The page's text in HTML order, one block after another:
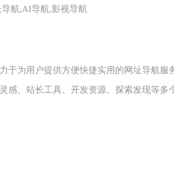
航,AI导航,影视导航
于为用户提供方便快捷实用的网址导航
感、站长工具、开发资源、探索发现等多